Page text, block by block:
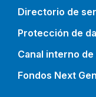
Directorio de
Protección de
Canal interno
Fondos Next